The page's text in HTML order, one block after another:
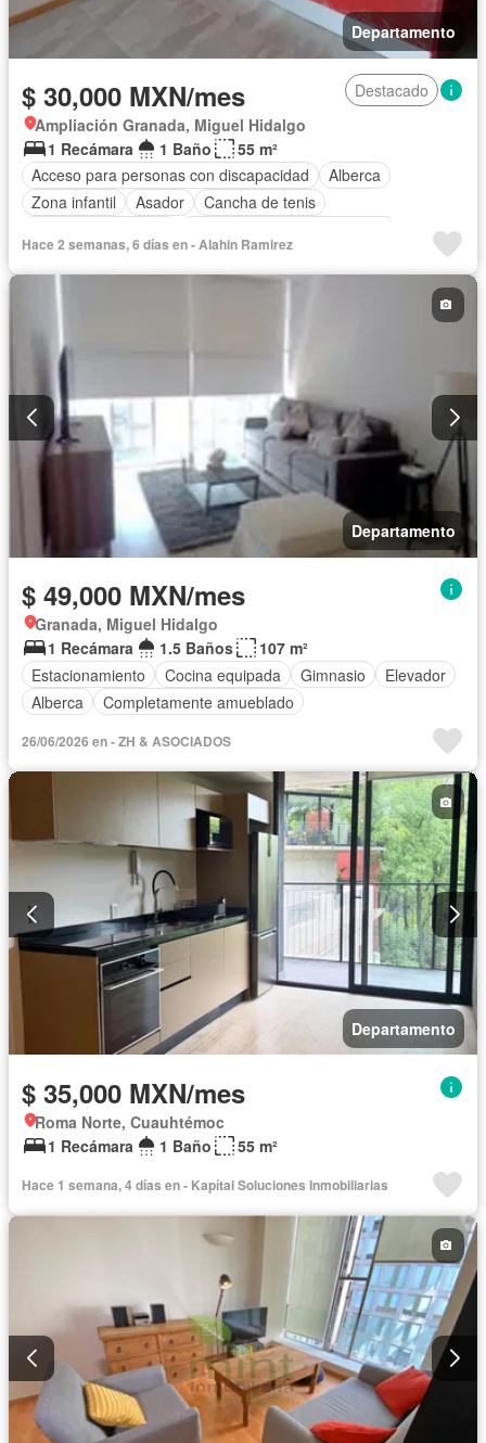
Departamento
$ 30,000 MXN/mes
Destacado
Ampliación Granada, Miguel Hidalgo
1 Recámara
1 Baño
55 m²
Acceso para personas con discapacidad
Alberca
Zona infantil
Asador
Cancha de tenis
Cocina integral
Cuarto de Limpieza
Gimnasio
Hace 2 semanas, 6 días en - Alahin Ramirez
Departamento
$ 49,000 MXN/mes
Granada, Miguel Hidalgo
1 Recámara
1.5 Baños
107 m²
Estacionamiento
Cocina equipada Gimnasio
Elevador
Alberca
Completamente amueblado
26/06/2026 en - ZH & ASOCIADOS
Departamento
$ 35,000 MXN/mes
Roma Norte, Cuauhtémoc
1 Recámara
1 Baño 55 m²
Hace 1 semana, 4 días en - Kapítal Soluciones Inmobiliarias